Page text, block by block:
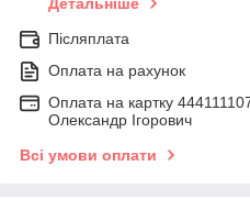
Детальніше
Післяплата
Оплата на рахунок
Оплата на картку
Олександр Ігорович
Всі умови оплати